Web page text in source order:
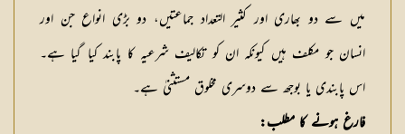
میں سے دو بھاری اور كثیر التعداد جماعتیں، دو بڑی انواع جن اور
انسان جو مكلف ہیں كیونكہ ان كو تكالیف شرعیہ كا پابند كیا گیا ہے۔
اس پابندی یا بوجھ سے دوسری مخلوق مستثنیٰ ہے۔
فارغ ہونے كا مطلب: